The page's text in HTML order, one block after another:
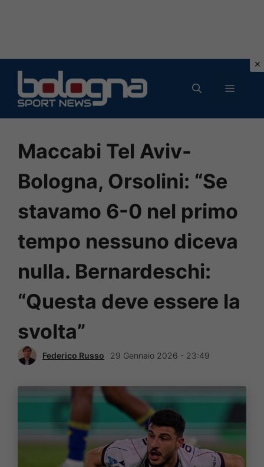
contenuto
MENU
Maccabi Tel Aviv-
Bologna, Orsolini: “Se
stavamo 6-0 nel primo
tempo nessuno diceva
nulla. Bernardeschi:
“Questa deve essere la
svolta”
Federico Russo 29 Gennaio 2026 - 23:49